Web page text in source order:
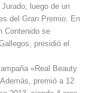
luego de un
del Gran Premio. En
Contenido se
presidió el
«Real Beauty
premió a 12